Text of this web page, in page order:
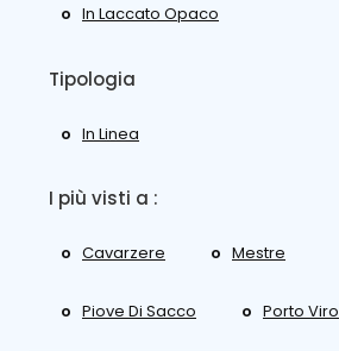
In Laccato Opaco
Tipologia
In Linea
I più visti a :
Cavarzere Mestre
Piove Di Sacco Porto Viro